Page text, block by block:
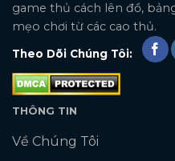
game thủ cách lên đồ,
mẹo chơi từ các cao thủ.
Theo Dõi Chúng Tôi:
THÔNG TIN
Về Chúng Tôi